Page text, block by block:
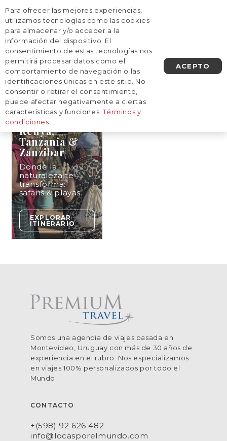
AGENDA UNA LLAMADA
Inicio / Destinos / Africa / Tanzania & Zanzibar
Tanzania & Zanzibar
10NOCHES
EDICIÓN
Kenya,
Tanzania &
Zanzibar
Donde la
naturaleza te
transforma:
safaris & playas.
EXPLORAR
ITINERARIO
Somos una agencia de viajes basada en
Montevideo, Uruguay con más de 30 años de
experiencia en el rubro. Nos especializamos
en viajes 100% personalizados por todo el
Mundo.
CONTACTO
+(598) 92 626 482
info@locasporelmundo.com
Para ofrecer las mejores experiencias,
utilizamos tecnologías como las cookies
para almacenar y/o acceder a la
información del dispositivo. El
consentimiento de estas tecnologías nos
permitirá procesar datos como el
comportamiento de navegación o las
identificaciones únicas en este sitio. No
consentir o retirar el consentimiento,
puede afectar negativamente a ciertas
características y funciones.Términos y
condiciones
ACEPTO